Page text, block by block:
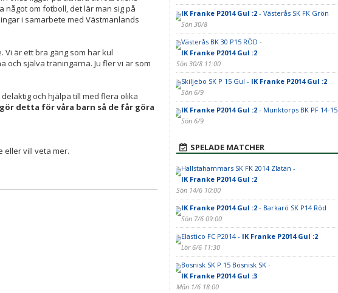
något om fotboll, det lär man sig på
i samarbete med Västmanlands
är ett bra gäng som har kul
själva träningarna. Ju fler vi är som
och hjälpa till med flera olika
detta för våra barn så de får göra
eller vill veta mer.
IK Franke P2014 Gul :2- Västerås SK FK Grön
Sön 30/8
Västerås BK 30 P15 RÖD -
IK Franke P2014 Gul :2
Sön 30/8 11:00
Skiljebo SK P 15 Gul - IK Franke P2014 Gul :2
Sön 6/9
IK Franke P2014 Gul :2- Munktorps BK PF 14-15
Sön 6/9
SPELADE MATCHER
Hallstahammars SK FK 2014 Zlatan -
IK Franke P2014 Gul :2
Sön 14/6 10:00
IK Franke P2014 Gul :2- Barkarö SK P14 Röd
Sön 7/6 09:00
Elastico FC P2014 - IK Franke P2014 Gul :2
Lör 6/6 11:30
Bosnisk SK P 15 Bosnisk SK -
IK Franke P2014 Gul :3
Mån 1/6 18:00